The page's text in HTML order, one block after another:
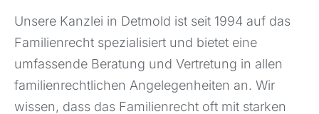
Unsere Kanzlei in Detmold ist seit 1994 auf das
Familienrecht spezialisiert und bietet eine
umfassende Beratung und Vertretung in allen
familienrechtlichen Angelegenheiten an. Wir
wissen, dass das Familienrecht oft mit starken